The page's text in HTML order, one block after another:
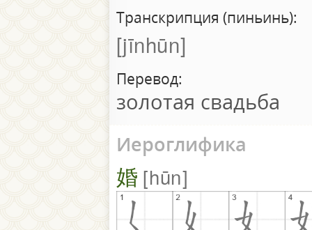
Транскрипция (пиньинь):
jīnhūn
Перевод:
золотая свадьба
Иероглифика
婚 hūn